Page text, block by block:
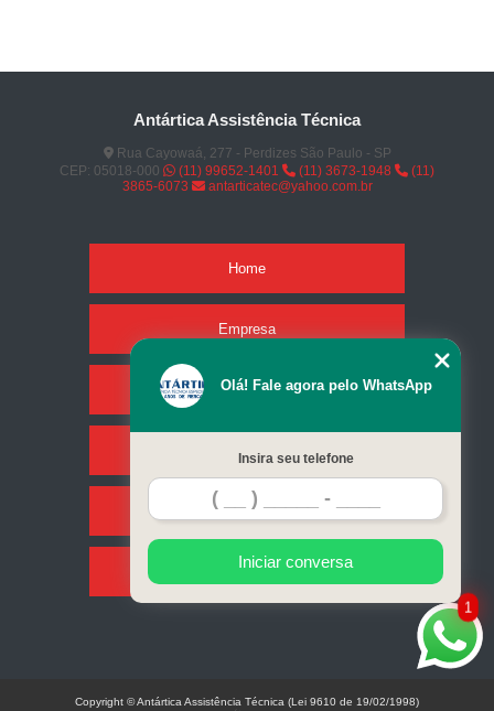
Antártica Assistência Técnica
Rua Cayowaá, 277 - Perdizes São Paulo - SP
CEP: 05018-000
(11) 99652-1401 (11) 3673-1948
(11)
3865-6073
antarticatec@yahoo.com.br
Home
Empresa
Missão
Serviços
Contato
Mapa do site
1
Olá! Fale agora pelo WhatsApp
Insira seu telefone
Iniciar conversa
Copyright © Antártica Assistência Técnica (Lei 9610 de 19/02/1998)